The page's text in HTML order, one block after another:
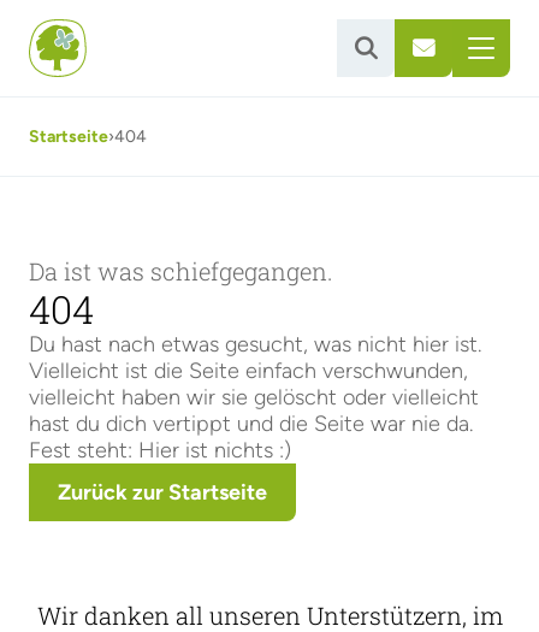
 
Startseite›404
Da ist was schiefgegangen.
404
Du hast nach etwas gesucht, was nicht hier ist.
Vielleicht ist die Seite einfach verschwunden,
vielleicht haben wir sie gelöscht oder vielleicht
hast du dich vertippt und die Seite war nie da.
Fest steht: Hier ist nichts :)
Zurück zur Startseite
Wir danken all unseren Unterstützern, im